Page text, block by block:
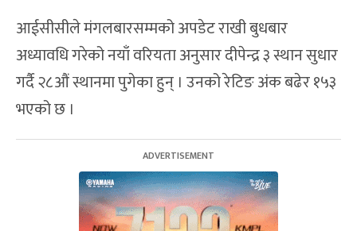
आईसीसीले मंगलबारसम्मको अपडेट राखी बुधबार
अध्यावधि गरेको नयाँ वरियता अनुसार दीपेन्द्र ३ स्थान सुधार
गर्दै २८औं स्थानमा पुगेका हुन् । उनको रेटिङ अंक बढेर १५३
भएको छ ।